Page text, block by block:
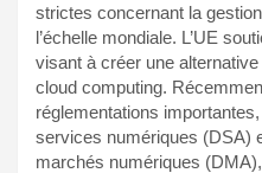
strictes concernant la
l’échelle mondiale. L’UE
visant à créer une
cloud computing.
réglementations
services numériques (DSA)
marchés numériques